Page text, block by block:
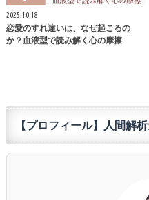
2025.10.18
恋愛のすれ違いは、なぜ起こるの
か？血液型で読み解く心の摩擦
【プロフィール】人間解